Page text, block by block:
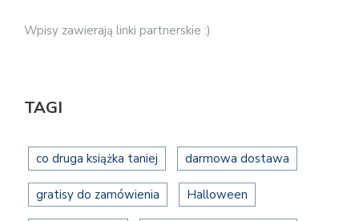
Wpisy zawierają linki partnerskie :)
TAGI
co druga książka taniej darmowa dostawa
gratisy do zamówienia Halloween